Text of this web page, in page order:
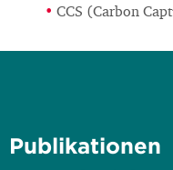
CCS (Carbon
Publikationen